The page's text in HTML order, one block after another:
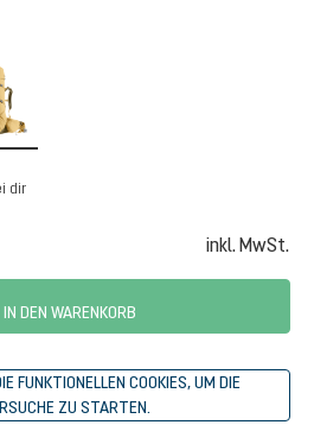
dir
inkl. MwSt.
IN DEN WARENKORB
FUNKTIONELLEN COOKIES, UM DIE
ZU STARTEN.